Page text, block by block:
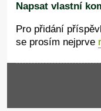
Napsat vlastní
Pro přidání
se prosím nejprve